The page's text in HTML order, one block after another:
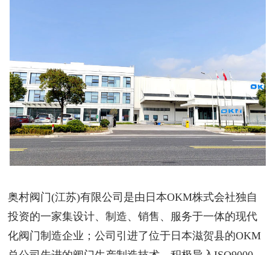
奥村阀门(江苏)有限公司是由日本OKM株式会社独自
投资的一家集设计、制造、销售、服务于一体的现代
化阀门制造企业；公司引进了位于日本滋贺县的OKM